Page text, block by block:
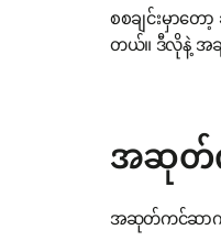
စစချင်းမှာတ
တယ်။ ဒီလိုနဲ့ အ
အဆုတ်
အဆုတ်ကင်ဆာက